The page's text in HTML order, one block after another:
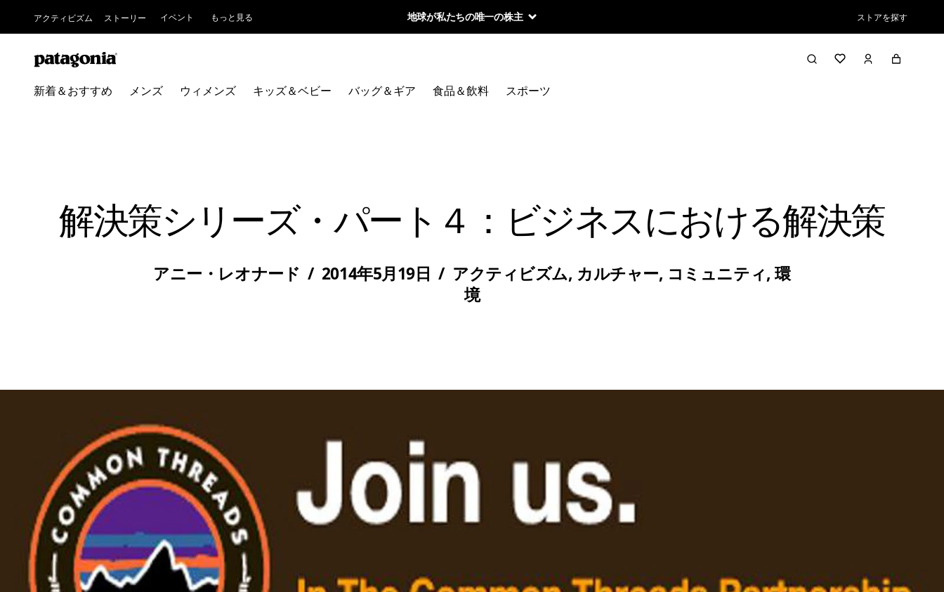
アクティビズム ストーリー イベント もっと見る Worn Wear 買取プログラム ストアを探す
新着＆おすすめ メンズ ウィメンズ キッズ＆ベビー バッグ＆ギア 食品＆飲料 スポーツ
解決策シリーズ・パート４：ビジネスにおける解決策
アニー・レオナード / 2014年5月19日 / アクティビズム, カルチャー, コミュニティ,環
境